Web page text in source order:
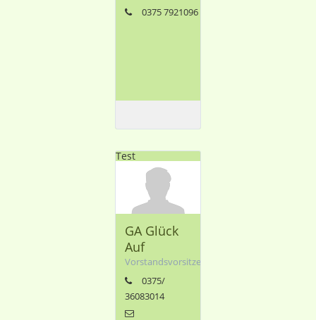
0375 7921096
Test
GA Glück
Auf
Vorstandsvorsitzender
0375/
36083014